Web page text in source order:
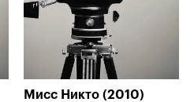
Мисс Никто (2010)